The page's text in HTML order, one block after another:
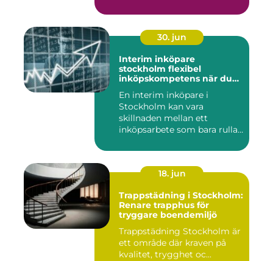
30. jun
Interim inköpare
stockholm flexibel
inköpskompetens när du
En interim inköpare i
Stockholm kan vara
skillnaden mellan ett
inköpsarbete som bara rullar
18. jun
Trappstädning i Stockholm:
Renare trapphus för
tryggare boendemiljö
Trappstädning Stockholm är
ett område där kraven på
kvalitet, trygghet oc...